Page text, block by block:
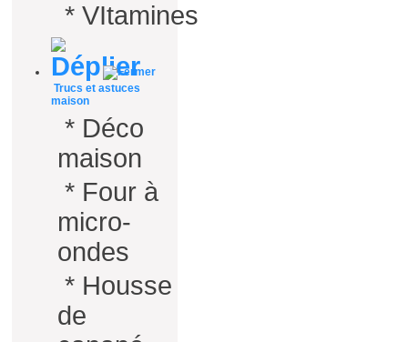
* VItamines
Trucs et astuces
maison
* Déco
maison
* Four à
micro-
ondes
* Housse
de